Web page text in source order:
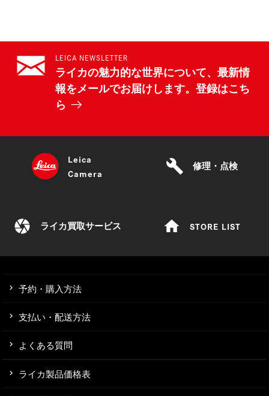
LEICA NEWSLETTER
ライカの魅力的な世界について、最新情
報をメールでお届けします。登録はこち
ら
Leica
Camera
build 修理・点検
camera ライカ買取サービス home STORE LIST
予約・購入方法
支払い・配送方法
よくある質問
ライカ製品価格表